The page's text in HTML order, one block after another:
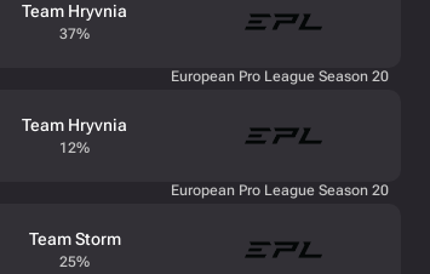
Team Hryvnia
37%
European Pro League Season 20
Team Hryvnia
12%
European Pro League Season 20
Team Storm
25%